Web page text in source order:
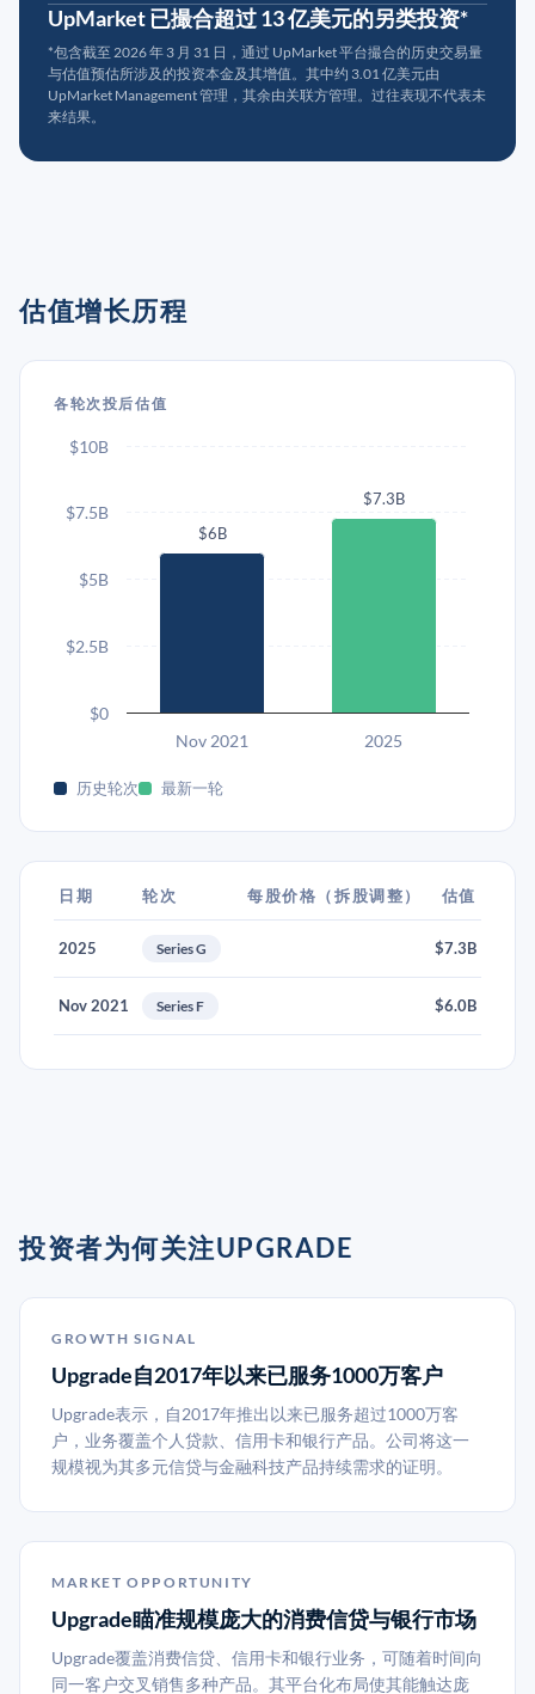
UpMarket 已撮合超过 13 亿美元的另类投资*
*包含截至 2026 年 3 月 31 日，通过 UpMarket 平台撮合的历史交易量
与估值预估所涉及的投资本金及其增值。其中约 3.01 亿美元由
UpMarket Management 管理，其余由关联方管理。过往表现不代表未
来结果。
估值增长历程
各轮次投后估值
$6B
$7.3B
Nov 2021 2025
$0
$2.5B
$5B
$7.5B
$10B
历史轮次 最新一轮
日期 轮次 每股价格（拆股调整） 估值
2025 Series G $7.3B
Nov 2021 Series F $6.0B
投资者为何关注UPGRADE
GROWTH SIGNAL
Upgrade自2017年以来已服务1000万客户
Upgrade表示，自2017年推出以来已服务超过1000万客
户，业务覆盖个人贷款、信用卡和银行产品。公司将这一
规模视为其多元信贷与金融科技产品持续需求的证明。
MARKET OPPORTUNITY
Upgrade瞄准规模庞大的消费信贷与银行市场
Upgrade覆盖消费信贷、信用卡和银行业务，可随着时间向
同一客户交叉销售多种产品。其平台化布局使其能触达庞